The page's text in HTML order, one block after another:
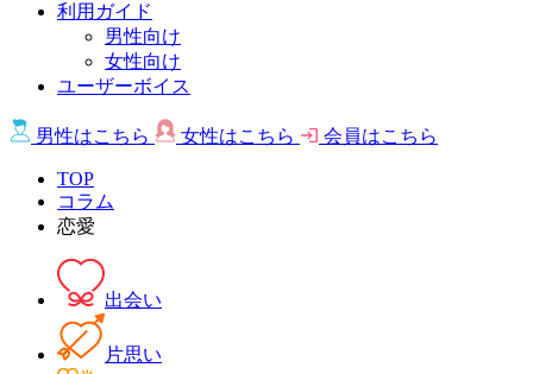
利用ガイド
男性向け
女性向け
ユーザーボイス
男性はこちら 女性はこちら 会員はこちら
TOP
コラム
恋愛
出会い
片思い